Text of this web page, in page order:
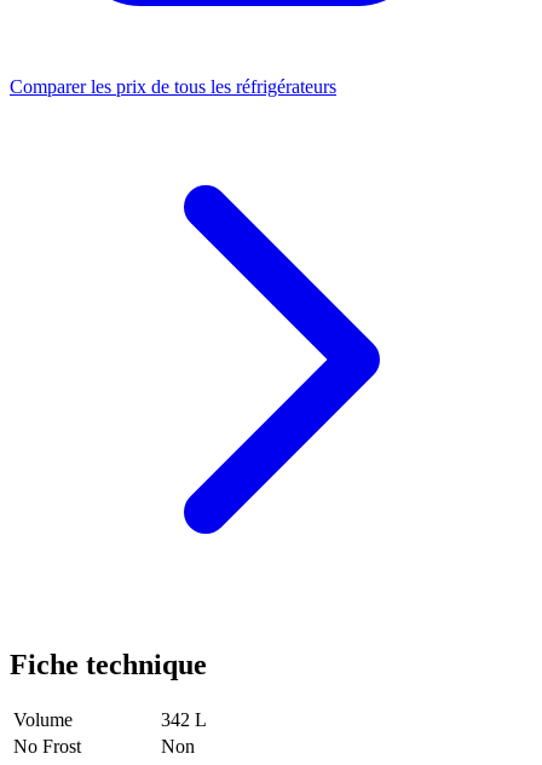
Comparer les prix de tous les réfrigérateurs
Fiche technique
Volume
342 L
No Frost
Non